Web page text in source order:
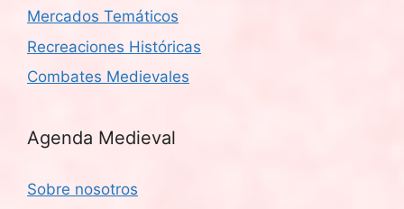
Mercados Temáticos
Recreaciones Históricas
Combates Medievales
Agenda Medieval
Sobre nosotros